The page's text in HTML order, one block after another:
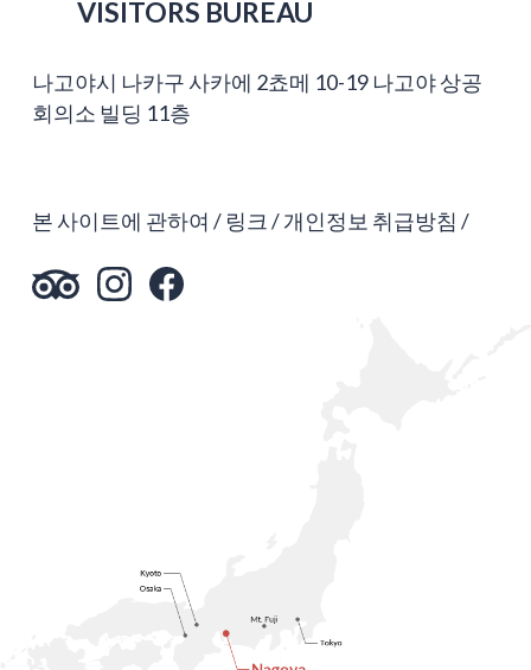
VISITORS BUREAU
나고야시 나카구 사카에 2쵸메 10-19 나고야 상공
회의소 빌딩 11층
본 사이트에 관하여 링크 개인정보 취급방침